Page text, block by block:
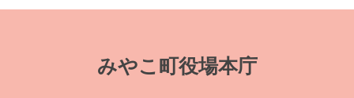
みやこ町役場本庁